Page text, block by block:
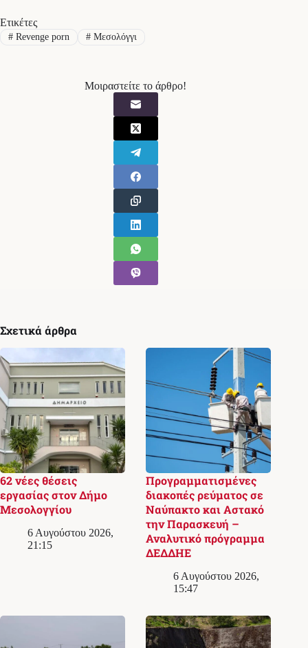
Ετικέτες
#Revenge porn #Μεσολόγγι
Μοιραστείτε το άρθρο!
Σχετικά άρθρα
62 νέες θέσεις
εργασίας στον Δήμο
Μεσολογγίου
6 Αυγούστου 2026,
21:15
Προγραμματισμένες
διακοπές ρεύματος σε
Ναύπακτο και Αστακό
την Παρασκευή –
Αναλυτικό πρόγραμμα
ΔΕΔΔΗΕ
6 Αυγούστου 2026,
15:47